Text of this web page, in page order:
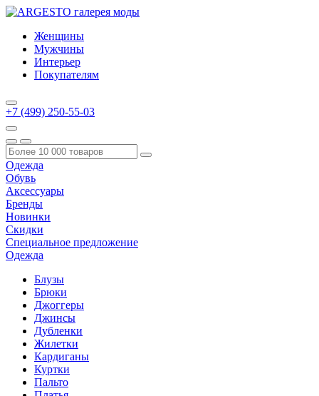
Женщины
Мужчины
Интерьер
Покупателям
+7 (499) 250-55-03
Одежда
Обувь
Аксессуары
Бренды
Новинки
Скидки
Специальное предложение
Одежда
Блузы
Брюки
Джоггеры
Джинсы
Дубленки
Жилетки
Кардиганы
Куртки
Пальто